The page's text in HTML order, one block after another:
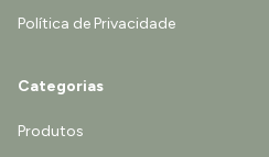
Política de Privacidade
Categorias
Produtos